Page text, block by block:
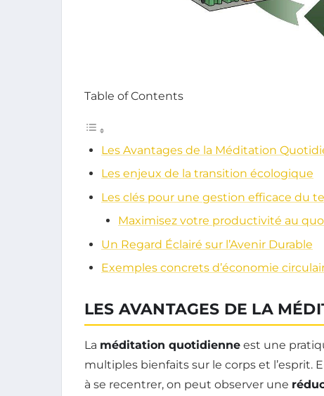
Table of Contents
Les Avantages de la Méditation
Les enjeux de la transition écologique
Les clés pour une gestion efficace du
Maximisez votre productivité au
Un Regard Éclairé sur l’Avenir Durable
Exemples concrets d’économie
LES AVANTAGES DE LA
La méditation quotidienne est une
multiples bienfaits sur le corps et l’esprit.
à se recentrer, on peut observer une